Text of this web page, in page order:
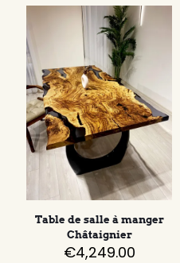
Table de salle à manger
Châtaignier
€4,249.00